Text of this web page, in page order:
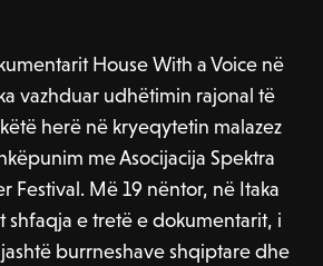
House With a Voice në
vazhduar udhëtimin rajonal të
herë në kryeqytetin malazez
me Asocijacija Spektra
Festival. Më 19 nëntor, në Itaka
shfaqja e tretë e dokumentarit, i
burrneshave shqiptare dhe